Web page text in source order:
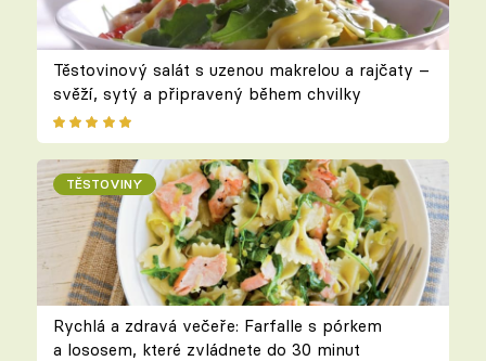
Těstovinový salát s uzenou makrelou a rajčaty –
svěží, sytý a připravený během chvilky
TĚSTOVINY
Rychlá a zdravá večeře: Farfalle s pórkem
a lososem, které zvládnete do 30 minut